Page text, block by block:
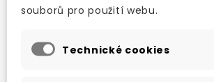
Workbook audio material is
souborů pro použití webu.
Technické cookies